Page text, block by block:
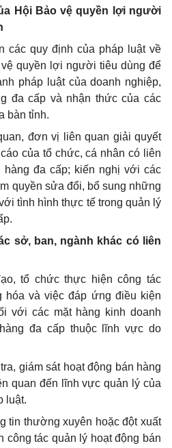
Hội Bảo vệ quyền lợi người
các quy định của pháp luật về
quyền lợi người tiêu dùng để
pháp luật của doanh nghiệp,
đa cấp và nhận thức của các
bàn tỉnh.
đơn vị liên quan giải quyết
của tổ chức, cá nhân có liên
hàng đa cấp; kiến nghị với các
quyền sửa đổi, bổ sung những
tình hình thực tế trong quản lý
sở, ban, ngành khác có liên
tổ chức thực hiện công tác
hóa và việc đáp ứng điều kiện
với các mặt hàng kinh doanh
đa cấp thuộc lĩnh vực do
giám sát hoạt động bán hàng
quan đến lĩnh vực quản lý của
luật.
tin thường xuyên hoặc đột xuất
công tác quản lý hoạt động bán